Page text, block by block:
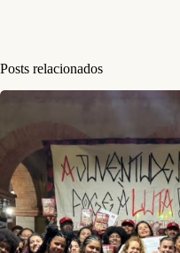
Posts relacionados